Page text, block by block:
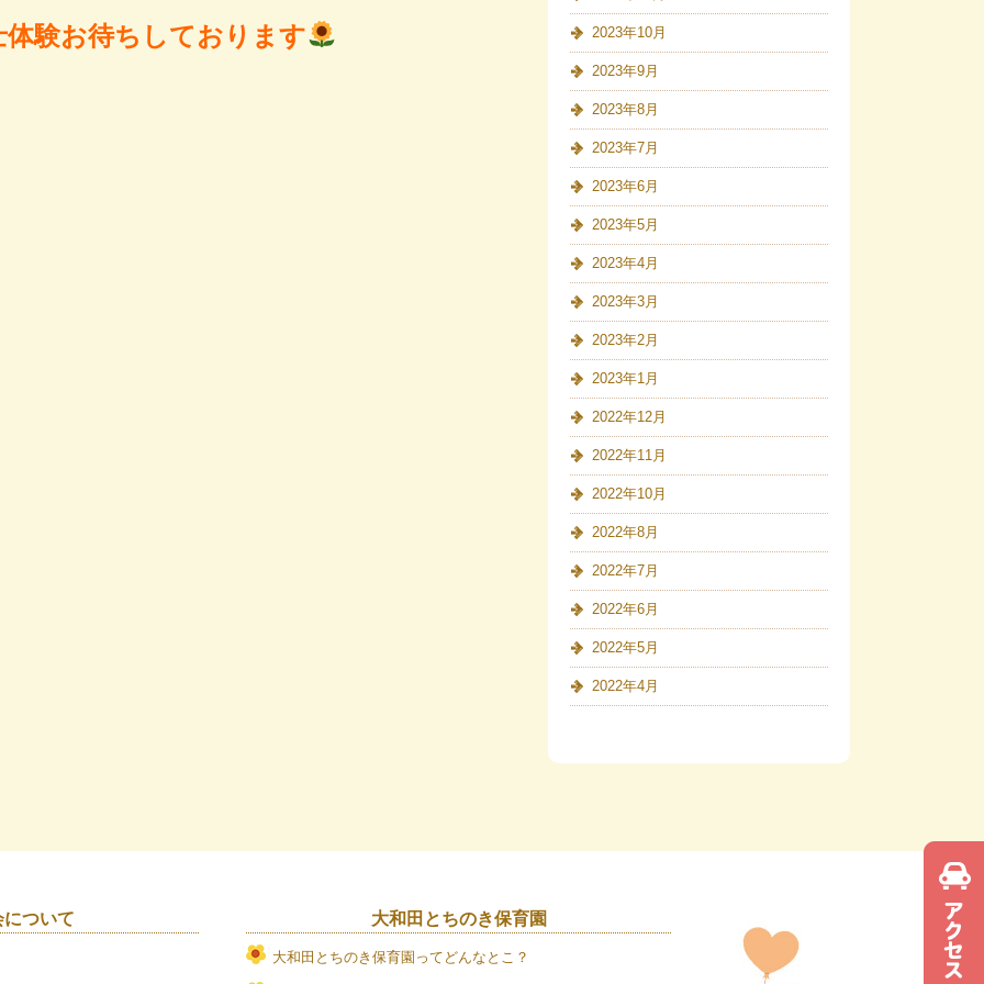
体験お待ちしております 2023年10月
2023年9月
2023年8月
2023年7月
2023年6月
2023年5月
2023年4月
2023年3月
2023年2月
2023年1月
2022年12月
2022年11月
2022年10月
2022年8月
2022年7月
2022年6月
2022年5月
2022年4月
ついて 大和田とちのき保育園
大和田とちのき保育園ってどんなとこ？